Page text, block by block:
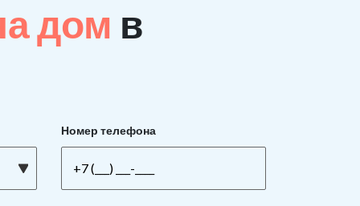
дом в
Номер телефона